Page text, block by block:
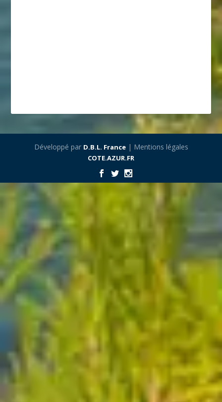
Développé par D.B.L. France| Mentions légales
COTE.AZUR.FR